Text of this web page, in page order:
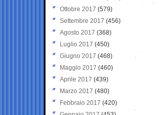
Ottobre 2017 (579)
Settembre 2017 (456)
Agosto 2017 (368)
Luglio 2017 (450)
Giugno 2017 (468)
Maggio 2017 (460)
Aprile 2017 (439)
Marzo 2017 (480)
Febbraio 2017 (420)